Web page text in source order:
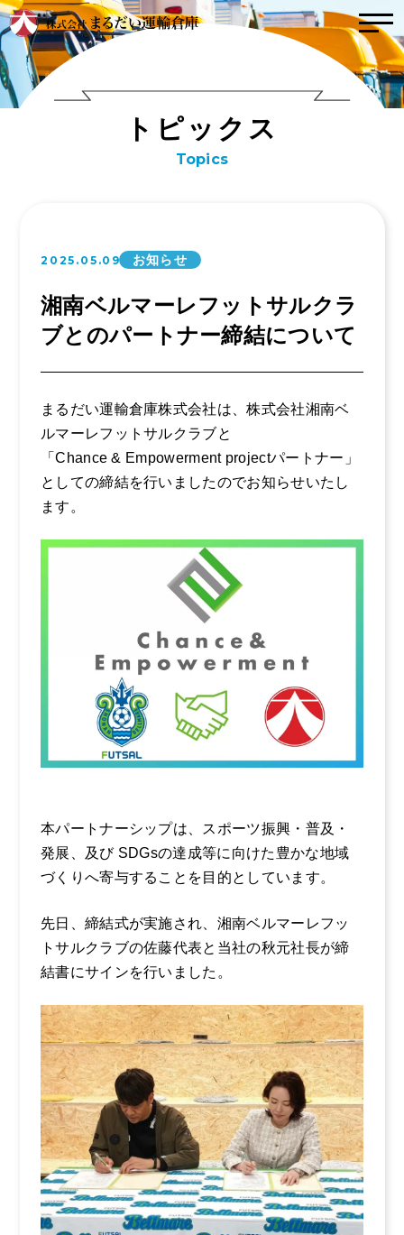
トピックス
こんな会社
倉庫事業
業務委託事業
事業拠点紹介
会社案内
採用情報
企業風土・働く環
まるだいの取り組
み
キャリア採用のご
案内
社員インタビュー
社員インタビュー
２
社員インタビュー
よくある質問
募集要項
0465-37-
8611
受付時間：平日 9:00〜17:00
ト ピ ッ ク ス
Topics
2025.05.09 お知らせ
湘南ベルマーレフットサルクラ
ブとのパートナー締結について
まるだい運輸倉庫株式会社は、株式会社湘南ベ
ルマーレフットサルクラブと
「Chance & Empowerment projectパートナー」
としての締結を行いましたのでお知らせいたし
ます。
本パートナーシップは、スポーツ振興・普及・
発展、及び SDGsの達成等に向けた豊かな地域
づくりへ寄与することを目的としています。
先日、締結式が実施され、湘南ベルマーレフッ
トサルクラブの佐藤代表と当社の秋元社長が締
結書にサインを行いました。